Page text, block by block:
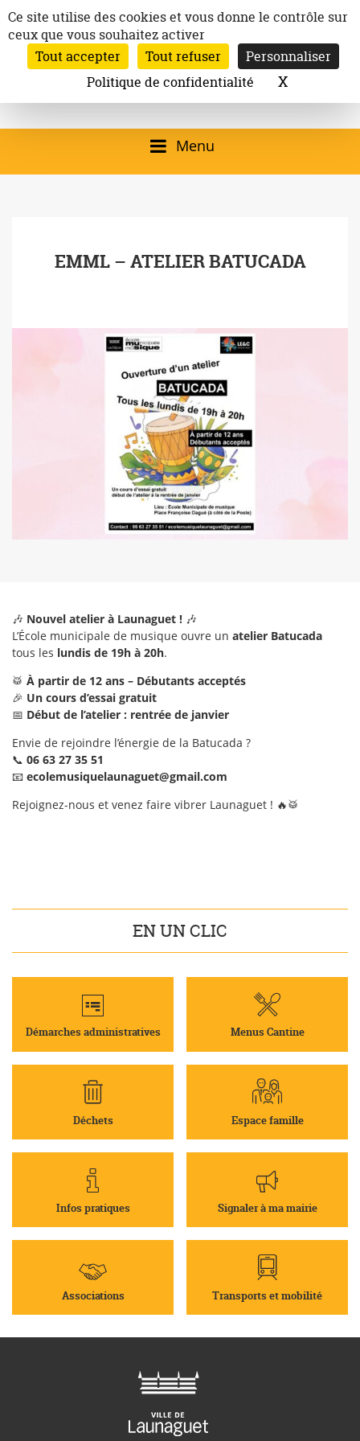
au
contenu
Ville de
Launaguet
Site officiel de la
Mairie de
Launaguet (31140)
qui présente la ville,
programmation
associative,…
Inscription à la newsletter
Email:
Rechercher
Menu
EMML – ATELIER BATUCADA
🎶 Nouvel atelier à Launaguet ! 🎶
L’École municipale de musique ouvre un atelier Batucada
tous les lundis de 19h à 20h.
🥁 À partir de 12 ans – Débutants acceptés
🎉 Un cours d’essai gratuit
📅 Début de l’atelier : rentrée de janvier
Envie de rejoindre l’énergie de la Batucada ?
📞 06 63 27 35 51
📧 ecolemusiquelaunaguet@gmail.com
Rejoignez-nous et venez faire vibrer Launaguet ! 🔥🥁
EN UN CLIC
Démarches administratives Menus Cantine
Déchets Espace famille
Infos pratiques Signaler à ma mairie
Associations Transports et mobilité
Panneau de gestion des cookies
Ce site utilise des cookies et vous donne le contrôle sur
ceux que vous souhaitez activer
Tout accepter
Tout refuser
Personnaliser
Politique de confidentialité
XMasquer